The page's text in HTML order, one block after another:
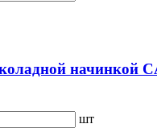
начинкой
шт